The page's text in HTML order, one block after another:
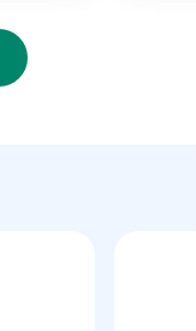
लेने की क्षमता कम